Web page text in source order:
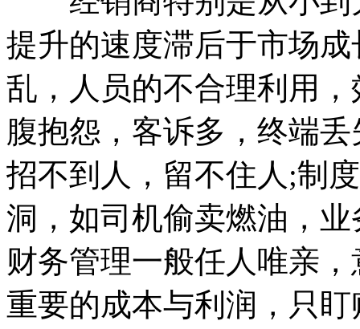
提升的速度滞后于市场
乱，人员的不合理利用
腹抱怨，客诉多，终端
招不到人，留不住人;制
洞，如司机偷卖燃油，
财务管理一般任人唯亲
重要的成本与利润，只